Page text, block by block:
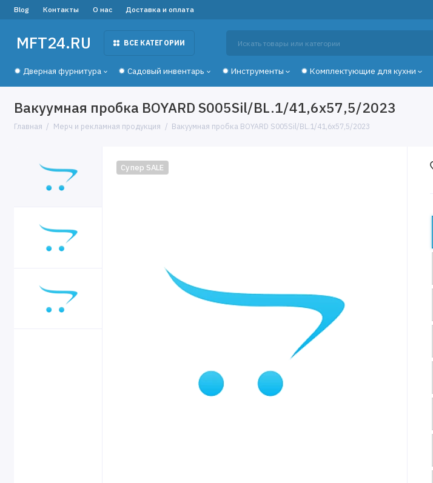
Blog Контакты О нас Доставка и оплата
MFT24.RU ВСЕ КАТЕГОРИИ
✹ Дверная фурнитура ✹ Садовый инвентарь ✹ Инструменты ✹ Комплектующие для кухни
Вакуумная пробка BOYARD S005Sil/BL.1/41,6х57,5/2023
Главная Мерч и рекламная продукция Вакуумная пробка BOYARD S005Sil/BL.1/41,6х57,5/2023
Супер SALE